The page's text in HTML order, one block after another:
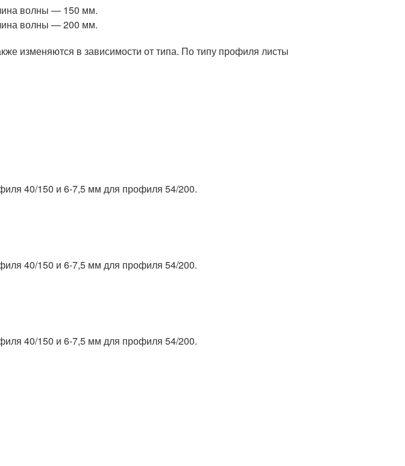
волны — 150 мм.
волны — 200 мм.
изменяются в зависимости от типа. По типу профиля листы
40/150 и 6-7,5 мм для профиля 54/200.
40/150 и 6-7,5 мм для профиля 54/200.
40/150 и 6-7,5 мм для профиля 54/200.